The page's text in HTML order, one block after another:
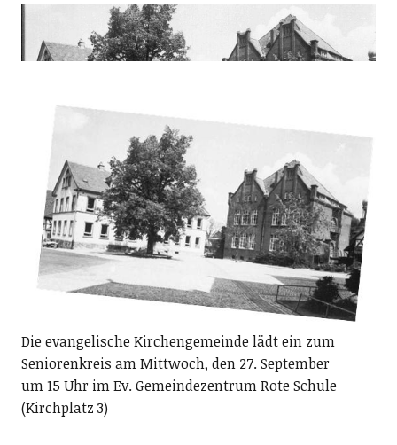
Die evangelische Kirchengemeinde lädt ein zum
Seniorenkreis am Mittwoch, den 27. September
um 15 Uhr im Ev. Gemeindezentrum Rote Schule
(Kirchplatz 3)